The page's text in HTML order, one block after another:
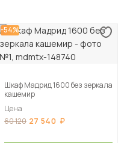
-54%
Шкаф Мадрид 1600 без зеркала
кашемир
Цена
60 120 27 540